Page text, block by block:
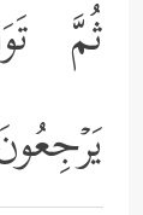
ثُمَّ